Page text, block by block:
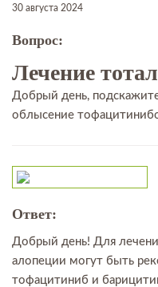
30 августа 2024
Вопрос:
Лечение
Добрый день,
облысение
Ответ:
Добрый день! Для
алопеции могут быть
тофацитиниб и